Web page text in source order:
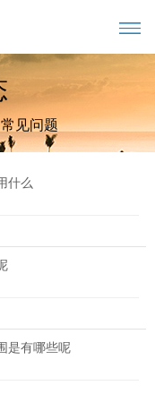
常见问题
什么
是有哪些呢